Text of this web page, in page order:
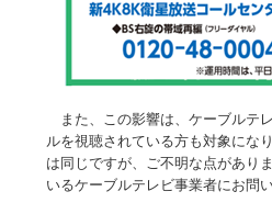
また、この影響は、ケーブルテ
ルを視聴されている方も対象にな
は同じですが、ご不明な点があり
いるケーブルテレビ事業者にお問